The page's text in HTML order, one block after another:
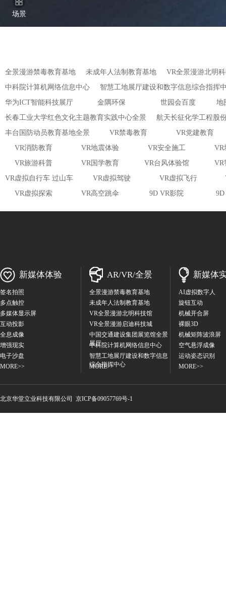
全景漫游禁毒教育基地 未成年人法制教育基地
VR全景漫游北明
中科院计算机网络信息中心
智慧工地展厅建设和数字信息综合指挥
华为ICT智能科技展厅
金隅环保 世园会百度
地
长春工业大学红色文化主题教育实践中心全景
航天长征化学工程股
丰台国防动员教育基地全景
VR禁毒教育
VR党建教育
VR消防教育
VR地震体验 VR安全施工
VR
VR旅游科普
VR国学教育 VR台风体验馆
VR
VR虚拟自行车 过山车
VR虚拟驾驶 VR虚拟飞行
VR虚拟探索
VR高空跳伞 9D VR影院
新媒体体验
签名拍照
多点触控
多媒体显示屏
互动投影
全息成像
增强现实
电子沙盘
MORE>>
AR/VR/全景
全景漫游禁毒教育基地
未成年人法制教育基地
VR全景漫游北明科技馆
VR全景漫游启迪科技城
中国交通建设集团展览馆全景
展厅
中科院计算机网络信息中心
智慧工地展厅建设和数字信息
综合指挥中心
MORE>>
新媒体
AI虚拟数字人
旋钮互动
机械开合屏
裸眼3D
机械矩阵波浪屏
空气悬浮成像
运动姿态识别
MORE>>
北京华堂立业科技有限公司 京ICP备09057769号-1